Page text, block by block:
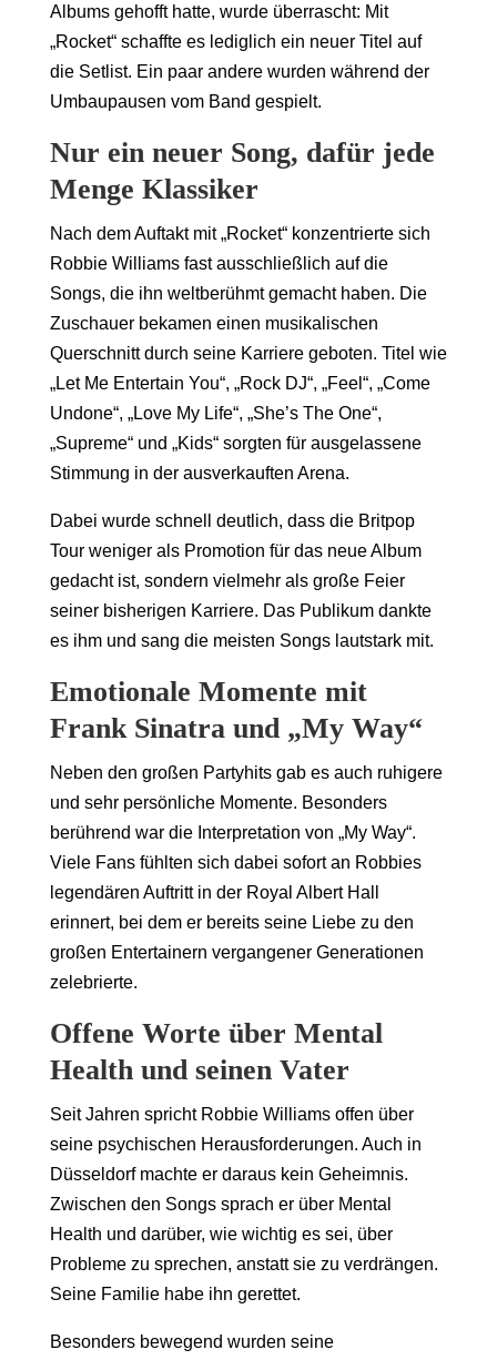
Albums gehofft hatte, wurde überrascht: Mit
„Rocket“ schaffte es lediglich ein neuer Titel auf
die Setlist. Ein paar andere wurden während der
Umbaupausen vom Band gespielt.
Nur ein neuer Song, dafür jede
Menge Klassiker
Nach dem Auftakt mit „Rocket“ konzentrierte sich
Robbie Williams fast ausschließlich auf die
Songs, die ihn weltberühmt gemacht haben. Die
Zuschauer bekamen einen musikalischen
Querschnitt durch seine Karriere geboten. Titel wie
„Let Me Entertain You“, „Rock DJ“, „Feel“, „Come
Undone“, „Love My Life“, „She’s The One“,
„Supreme“ und „Kids“ sorgten für ausgelassene
Stimmung in der ausverkauften Arena.
Dabei wurde schnell deutlich, dass die Britpop
Tour weniger als Promotion für das neue Album
gedacht ist, sondern vielmehr als große Feier
seiner bisherigen Karriere. Das Publikum dankte
es ihm und sang die meisten Songs lautstark mit.
Emotionale Momente mit
Frank Sinatra und „My Way“
Neben den großen Partyhits gab es auch ruhigere
und sehr persönliche Momente. Besonders
berührend war die Interpretation von „My Way“.
Viele Fans fühlten sich dabei sofort an Robbies
legendären Auftritt in der Royal Albert Hall
erinnert, bei dem er bereits seine Liebe zu den
großen Entertainern vergangener Generationen
zelebrierte.
Offene Worte über Mental
Health und seinen Vater
Seit Jahren spricht Robbie Williams offen über
seine psychischen Herausforderungen. Auch in
Düsseldorf machte er daraus kein Geheimnis.
Zwischen den Songs sprach er über Mental
Health und darüber, wie wichtig es sei, über
Probleme zu sprechen, anstatt sie zu verdrängen.
Seine Familie habe ihn gerettet.
Besonders bewegend wurden seine